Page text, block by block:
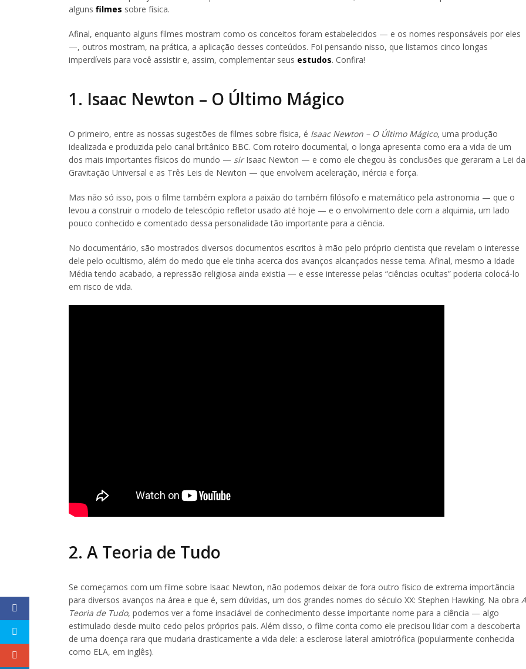
alguns filmes sobre física.
Afinal, enquanto alguns filmes mostram como os conceitos foram estabelecidos — e os nomes responsáveis por eles
—, outros mostram, na prática, a aplicação desses conteúdos. Foi pensando nisso, que listamos cinco longas
imperdíveis para você assistir e, assim, complementar seus estudos. Confira!
1. Isaac Newton – O Último Mágico
O primeiro, entre as nossas sugestões de filmes sobre física, é Isaac Newton – O Último Mágico, uma produção
idealizada e produzida pelo canal britânico BBC. Com roteiro documental, o longa apresenta como era a vida de um
dos mais importantes físicos do mundo — sirIsaac Newton — e como ele chegou às conclusões que geraram a Lei da
Gravitação Universal e as Três Leis de Newton — que envolvem aceleração, inércia e força.
Mas não só isso, pois o filme também explora a paixão do também filósofo e matemático pela astronomia — que o
levou a construir o modelo de telescópio refletor usado até hoje — e o envolvimento dele com a alquimia, um lado
pouco conhecido e comentado dessa personalidade tão importante para a ciência.
No documentário, são mostrados diversos documentos escritos à mão pelo próprio cientista que revelam o interesse
dele pelo ocultismo, além do medo que ele tinha acerca dos avanços alcançados nesse tema. Afinal, mesmo a Idade
Média tendo acabado, a repressão religiosa ainda existia — e esse interesse pelas “ciências ocultas” poderia colocá-lo
em risco de vida.
2. A Teoria de Tudo
Se começamos com um filme sobre Isaac Newton, não podemos deixar de fora outro físico de extrema importância
para diversos avanços na área e que é, sem dúvidas, um dos grandes nomes do século XX: Stephen Hawking. Na obra A
Teoria de Tudo, podemos ver a fome insaciável de conhecimento desse importante nome para a ciência — algo
estimulado desde muito cedo pelos próprios pais. Além disso, o filme conta como ele precisou lidar com a descoberta
de uma doença rara que mudaria drasticamente a vida dele: a esclerose lateral amiotrófica (popularmente conhecida
como ELA, em inglês).